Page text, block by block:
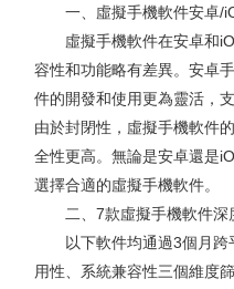
一、虛擬手機軟件安卓/
虛擬手機軟件在安卓和
容性和功能略有差異。安卓
件的開發和使用更為靈活，
由於封閉性，虛擬手機軟件
全性更高。無論是安卓還是
選擇合適的虛擬手機軟件。
二、7款虛擬手機軟件深
以下軟件均通過3個月跨
用性、系統兼容性三個維度篩